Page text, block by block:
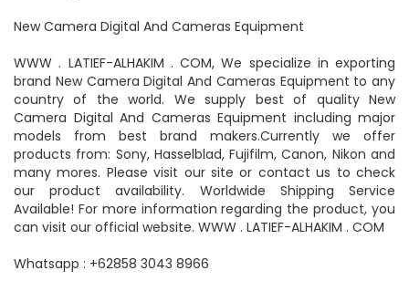
New Camera Digital And Cameras Equipment
WWW . LATIEF-ALHAKIM . COM, We specialize in exporting
brand New Camera Digital And Cameras Equipment to any
country of the world. We supply best of quality New
Camera Digital And Cameras Equipment including major
models from best brand makers.Currently we offer
products from: Sony, Hasselblad, Fujifilm, Canon, Nikon and
many mores. Please visit our site or contact us to check
our product availability. Worldwide Shipping Service
Available! For more information regarding the product, you
can visit our official website. WWW . LATIEF-ALHAKIM . COM
Whatsapp : +62858 3043 8966